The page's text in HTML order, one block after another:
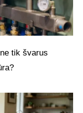
tik švarus